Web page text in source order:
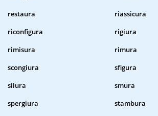
restaura
riassicura
riconfigura
rigiura
rimisura
rimura
scongiura
sfigura
silura
smura
spergiura
stambura